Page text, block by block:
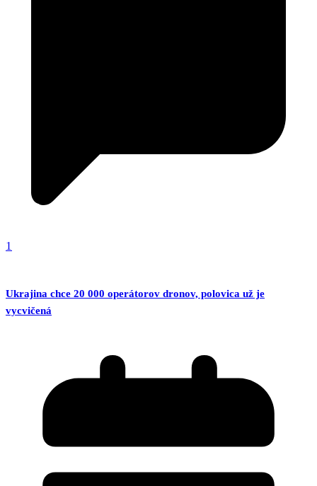
1
Ukrajina chce 20 000 operátorov dronov, polovica už je
vycvičená